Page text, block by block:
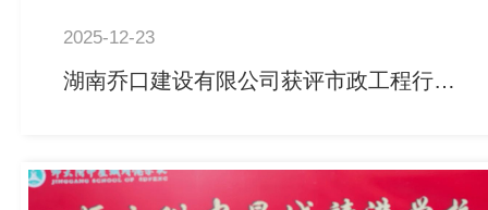
2025-12-23
湖南乔口建设有限公司获评市政工程行业信用等级AAA评价